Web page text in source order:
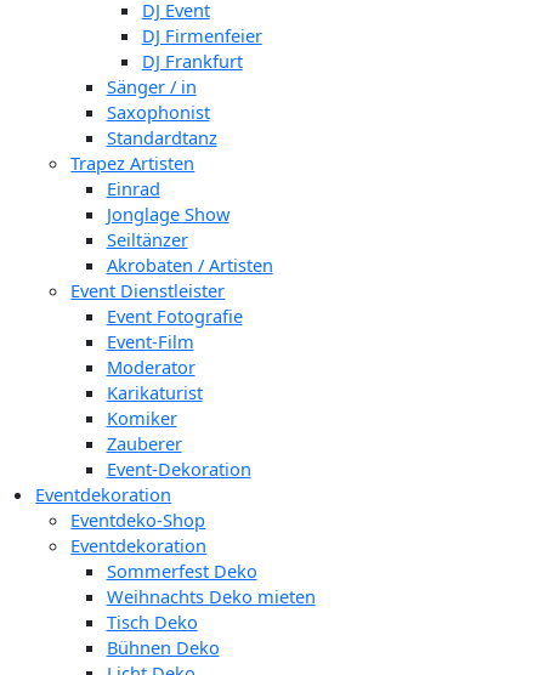
DJ Event
DJ Firmenfeier
DJ Frankfurt
Sänger / in
Saxophonist
Standardtanz
Trapez Artisten
Einrad
Jonglage Show
Seiltänzer
Akrobaten / Artisten
Event Dienstleister
Event Fotografie
Event-Film
Moderator
Karikaturist
Komiker
Zauberer
Event-Dekoration
Eventdekoration
Eventdeko-Shop
Eventdekoration
Sommerfest Deko
Weihnachts Deko mieten
Tisch Deko
Bühnen Deko